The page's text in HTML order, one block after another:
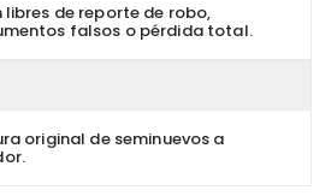
libres de reporte de robo,
falsos o pérdida total.
original de seminuevos a